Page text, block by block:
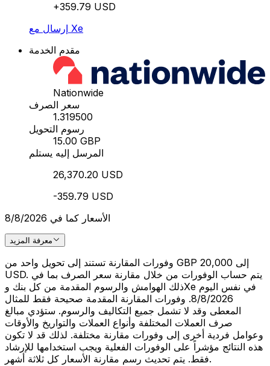
+359.79 USD
إرسال مع Xe
مقدم الخدمة
Nationwide
سعر الصرف
1.319500
رسوم التحويل
15.00 GBP
المرسل إليه يستلم
26,370.20 USD
-359.79 USD
الأسعار كما في 8/8/2026
معرفة المزيد
وفورات المقارنة تستند إلى تحويل واحد من GBP 20,000 إلى
USD. يتم حساب الوفورات من خلال مقارنة سعر الصرف بما في
ذلك الهوامش والرسوم المقدمة من كل بنك وXe في نفس اليوم
8/8/2026. وفورات المقارنة المقدمة صحيحة فقط للمثال
المعطى وقد لا تشمل جميع التكاليف والرسوم. ستؤدي مبالغ
صرف العملات المختلفة وأنواع العملات والتواريخ والأوقات
وعوامل فردية أخرى إلى وفورات مقارنة مختلفة. لذلك قد لا تكون
هذه النتائج مؤشراً على الوفورات الفعلية ويجب استخدامها للإرشاد
فقط. يتم تحديث رسم مقارنة الأسعار كل ثلاثة أشهر.